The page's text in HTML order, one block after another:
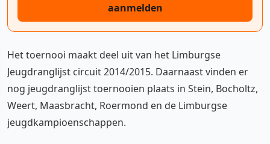
aanmelden
Het toernooi maakt deel uit van het Limburgse
Jeugdranglijst circuit 2014/2015. Daarnaast vinden er
nog jeugdranglijst toernooien plaats in Stein, Bocholtz,
Weert, Maasbracht, Roermond en de Limburgse
jeugdkampioenschappen.